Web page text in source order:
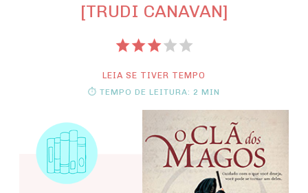
[TRUDI CANAVAN]
LEIA SE TIVER TEMPO
⏱ TEMPO DE LEITURA: 2 MIN